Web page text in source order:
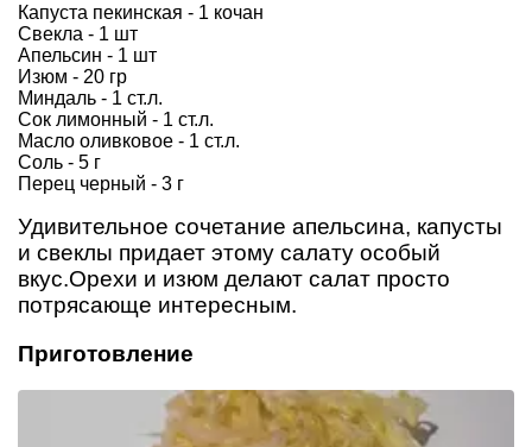
Капуста пекинская - 1 кочан
Свекла - 1 шт
Апельсин - 1 шт
Изюм - 20 гр
Миндаль - 1 ст.л.
Сок лимонный - 1 ст.л.
Масло оливковое - 1 ст.л.
Соль - 5 г
Перец черный - 3 г
Удивительное сочетание апельсина, капусты
и свеклы придает этому салату особый
вкус.Орехи и изюм делают салат просто
потрясающе интересным.
Приготовление